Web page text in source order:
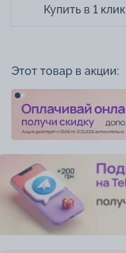
Купить в 1 клик
Этот товар в акции: